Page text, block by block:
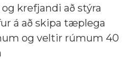
krefjandi að stýra
á að skipa tæplega
og veltir rúmum 40